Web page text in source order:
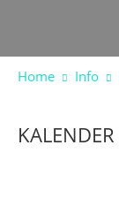
Home Info
KALENDER